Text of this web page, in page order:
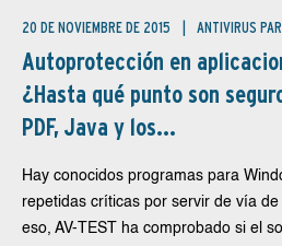
20 DE NOVIEMBRE DE 2015 ANTIVIRUS
Autoprotección en
¿Hasta qué punto son
PDF, Java y los...
Hay conocidos programas para
repetidas críticas por servir de vía
eso, AV-TEST ha comprobado si el